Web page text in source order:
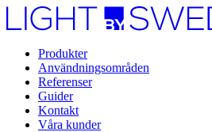
Produkter
Användningsområden
Referenser
Guider
Kontakt
Våra kunder